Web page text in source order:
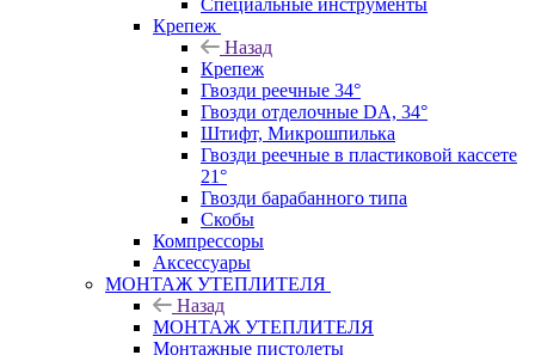
Специальные инструменты
Крепеж
Назад
Крепеж
Гвозди реечные 34°
Гвозди отделочные DA, 34°
Штифт, Микрошпилька
Гвозди реечные в пластиковой кассете
21°
Гвозди барабанного типа
Скобы
Компрессоры
Аксессуары
МОНТАЖ УТЕПЛИТЕЛЯ
Назад
МОНТАЖ УТЕПЛИТЕЛЯ
Монтажные пистолеты